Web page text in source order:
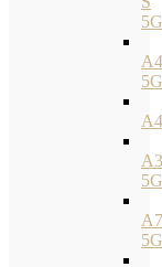
5G
5G
5G
5G